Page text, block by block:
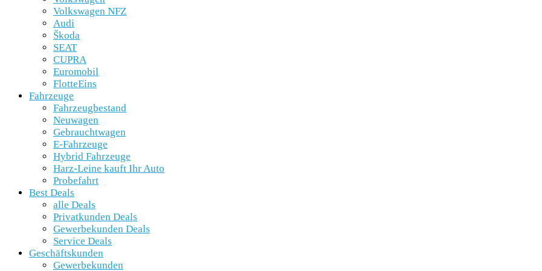
Volkswagen NFZ
Audi
Škoda
SEAT
CUPRA
Euromobil
FlotteEins
Fahrzeuge
Fahrzeugbestand
Neuwagen
Gebrauchtwagen
E-Fahrzeuge
Hybrid Fahrzeuge
Harz-Leine kauft Ihr Auto
Probefahrt
Best Deals
alle Deals
Privatkunden Deals
Gewerbekunden Deals
Service Deals
Geschäftskunden
Gewerbekunden